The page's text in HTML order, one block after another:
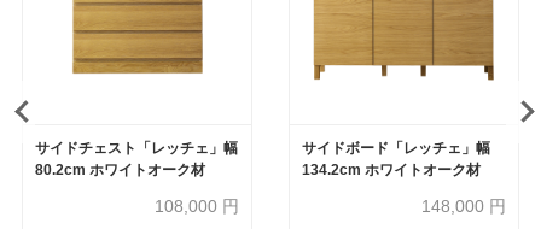
サイドチェスト「レッチェ」幅
80.2cm ホワイトオーク材
108,000 円
サイドボード「レッチェ」幅
134.2cm ホワイトオーク材
148,000 円